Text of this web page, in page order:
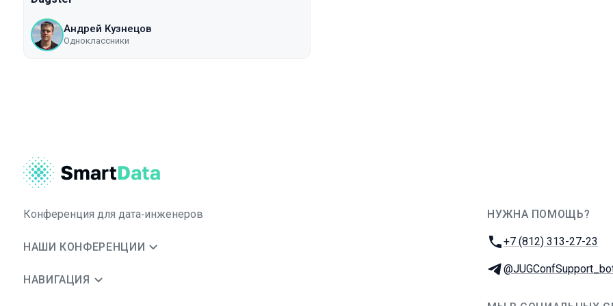
Андрей Кузнецов
Одноклассники
Конференция для дата‑инженеров
НАШИ КОНФЕРЕНЦИИ
НАВИГАЦИЯ
НУЖНА ПОМОЩЬ?
Телефон:
+7 (812) 313-27-23
Телеграм: